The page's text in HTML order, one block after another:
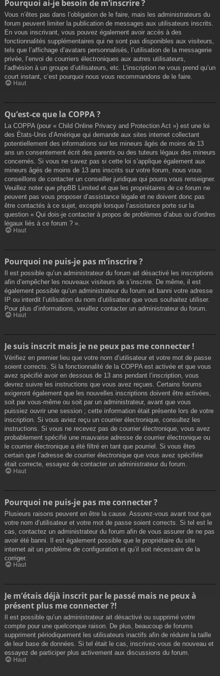
Pourquoi ai-je besoin de m’inscrire ?
Vous n’êtes pas dans l’obligation de le faire, mais les administrateurs du
forum peuvent limiter la publication de messages aux utilisateurs inscrits.
En vous inscrivant, vous pouvez également avoir accès à des
fonctionnalités supplémentaires qui ne sont pas disponibles aux visiteurs,
tels que l’affichage d’avatars personnalisés, l’utilisation de la messagerie
privée, l’envoi de courriers électroniques aux autres utilisateurs,
l’adhésion à un groupe d’utilisateurs, etc. L’inscription ne vous prend qu’un
court instant, c’est pourquoi nous vous recommandons de le faire.
Haut
Qu’est-ce que la COPPA ?
La COPPA (pour « Child Online Privacy and Protection Act ») est une loi
des États-Unis d’Amérique qui demande aux sites internet collectant
potentiellement des informations sur les mineurs âgés de moins de 13
ans un consentement écrit des parents ou des tuteurs légaux des mineurs
concernés. Si vous ne savez pas si cette loi s’applique également aux
mineurs âgés de moins de 13 ans inscrits sur votre forum, nous vous
conseillons de contacter un conseiller juridique qui pourra vous renseigner.
Veuillez noter que phpBB Limited et que les propriétaires de ce forum ne
peuvent pas vous proposer d’assistance légale et ne doivent donc pas
être contactés à ce sujet, excepté lorsque l’assistance porte sur la
question « Qui dois-je contacter à propos de problèmes d’abus ou d’ordres
légaux liés à ce forum ? ».
Haut
Pourquoi ne puis-je pas m’inscrire ?
Il est possible qu’un administrateur du forum ait désactivé les inscriptions
afin d’empêcher les nouveaux visiteurs de s’inscrire. De même, il est
également possible qu’un administrateur du forum ait banni votre adresse
IP ou interdit l’utilisation du nom d’utilisateur que vous souhaitez utiliser.
Pour plus d’informations, veuillez contacter un administrateur du forum.
Haut
Je suis inscrit mais je ne peux pas me connecter !
Vérifiez en premier lieu que votre nom d’utilisateur et votre mot de passe
soient corrects. Si la fonctionnalité de la COPPA est activée et que vous
avez spécifié avoir en dessous de 13 ans pendant l’inscription, vous
devrez suivre les instructions que vous avez reçues. Certains forums
exigeront également que les nouvelles inscriptions doivent être activées,
soit par vous-même ou soit par un administrateur, avant que vous
puissiez ouvrir une session ; cette information était présente lors de votre
inscription. Si vous aviez reçu un courrier électronique, consultez les
instructions. Si vous ne recevez pas de courrier électronique, vous avez
probablement spécifié une mauvaise adresse de courrier électronique ou
le courrier électronique a été filtré en tant que pourriel. Si vous êtes
certain que l’adresse de courrier électronique que vous avez spécifiée
était correcte, essayez de contacter un administrateur du forum.
Haut
Pourquoi ne puis-je pas me connecter ?
Plusieurs raisons peuvent en être la cause. Assurez-vous avant tout que
votre nom d’utilisateur et votre mot de passe soient corrects. Si tel est le
cas, contactez un administrateur du forum afin de vous assurer de ne pas
avoir été banni. Il est également possible que le propriétaire du site
internet ait un problème de configuration et qu’il soit nécessaire de la
corriger.
Haut
Je m’étais déjà inscrit par le passé mais ne peux à
présent plus me connecter ?!
Il est possible qu’un administrateur ait désactivé ou supprimé votre
compte pour une quelconque raison. De plus, beaucoup de forums
suppriment périodiquement les utilisateurs inactifs afin de réduire la taille
de leur base de données. Si tel était le cas, inscrivez-vous de nouveau et
essayez de participer plus activement aux discussions du forum.
Haut